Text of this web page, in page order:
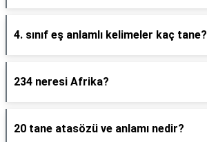
4. sınıf eş anlamlı kelimeler kaç tane?
234 neresi Afrika?
20 tane atasözü ve anlamı nedir?